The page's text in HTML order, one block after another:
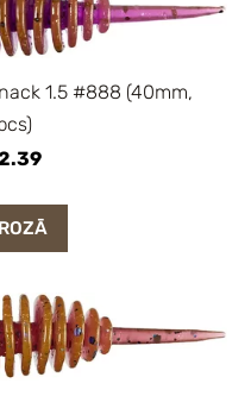
1.5 #888 (40mm,